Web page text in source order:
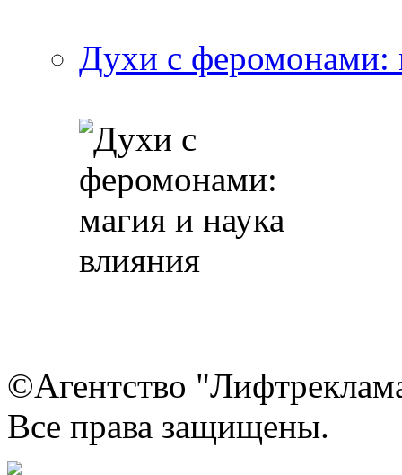
Духи с феромонами:
©Агентство
Все права защищены.